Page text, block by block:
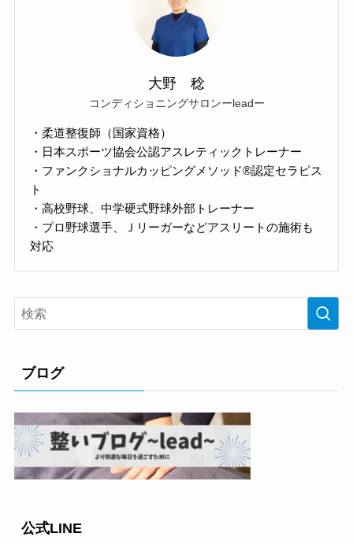
大野 稔
コンディショニングサロンーleadー
・柔道整復師（国家資格）
・日本スポーツ協会公認アスレティックトレーナー
・ファンクショナルカッピングメソッド®認定セラピス
ト
・高校野球、中学硬式野球外部トレーナー
・プロ野球選手、Ｊリーガーなどアスリートの施術も
対応
ブログ
公式LINE